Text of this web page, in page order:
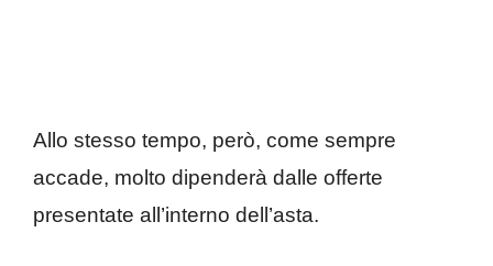
Allo stesso tempo, però, come sempre
accade, molto dipenderà dalle offerte
presentate all’interno dell’asta.